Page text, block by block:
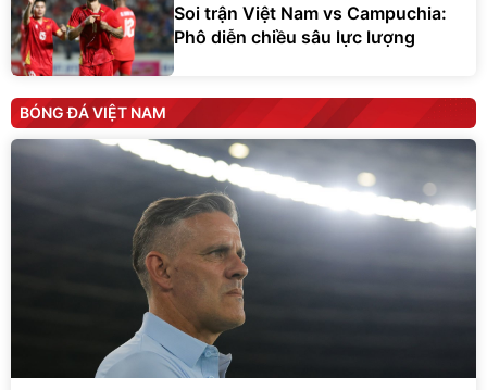
Soi trận Việt Nam vs Campuchia:
Phô diễn chiều sâu lực lượng
BÓNG ĐÁ VIỆT NAM